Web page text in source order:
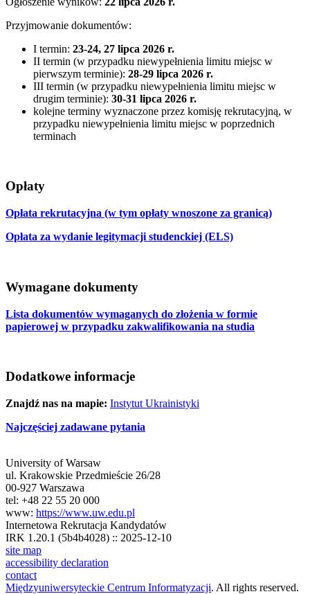
Przyjmowanie dokumentów:
I termin: 23-24, 27 lipca 2026 r.
II termin (w przypadku niewypełnienia limitu miejsc w
pierwszym terminie): 28-29 lipca 2026 r.
III termin (w przypadku niewypełnienia limitu miejsc w
drugim terminie): 30-31 lipca 2026 r.
kolejne terminy wyznaczone przez komisję rekrutacyjną, w
przypadku niewypełnienia limitu miejsc w poprzednich
terminach
Opłaty
Opłata rekrutacyjna (w tym opłaty wnoszone za granicą)
Opłata za wydanie legitymacji studenckiej (ELS)
Wymagane dokumenty
Lista dokumentów wymaganych do złożenia w formie
papierowej w przypadku zakwalifikowania na studia
Dodatkowe informacje
Znajdź nas na mapie: Instytut Ukrainistyki
Najczęściej zadawane pytania
University of Warsaw
ul. Krakowskie Przedmieście 26/28
00-927 Warszawa
tel: +48 22 55 20 000
www: https://www.uw.edu.pl
Internetowa Rekrutacja Kandydatów
IRK 1.20.1 (5b4b4028) :: 2025-12-10
site map
accessibility declaration
contact
Międzyuniwersyteckie Centrum Informatyzacji. All rights reserved.